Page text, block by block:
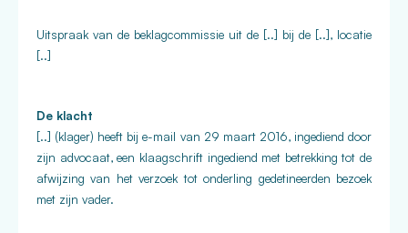
Uitspraak van de beklagcommissie uit de [..] bij de [..], locatie
[..]
De klacht
[..] (klager) heeft bij e-mail van 29 maart 2016, ingediend door
zijn advocaat, een klaagschrift ingediend met betrekking tot de
afwijzing van het verzoek tot onderling gedetineerden bezoek
met zijn vader.